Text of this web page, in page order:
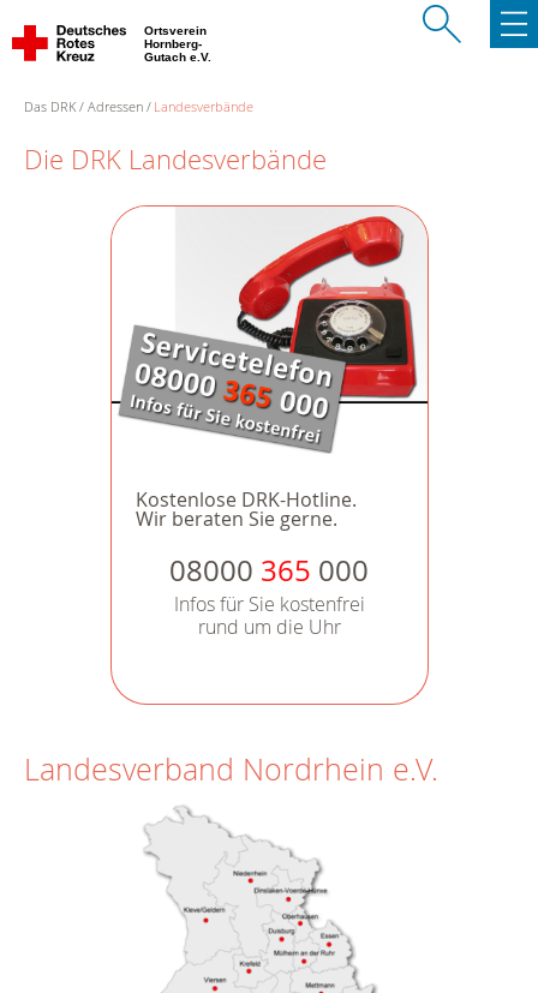
Ortsverein
Hornberg-
Gutach e.V.
Das DRK Adressen Landesverbände
Die DRK Landesverbände
Kostenlose DRK-Hotline.
Wir beraten Sie gerne.
08000 365 000
Infos für Sie kostenfrei
rund um die Uhr
Landesverband Nordrhein e.V.